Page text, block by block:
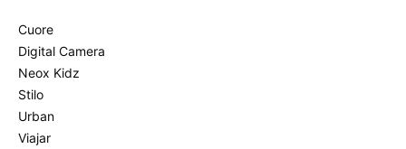
Cuore
Digital Camera
Neox Kidz
Stilo
Urban
Viajar